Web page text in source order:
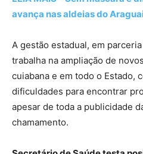
avança nas aldeias do
A gestão estadual, em
trabalha na ampliação de
cuiabana e em todo o Estado,
dificuldades para encontrar
apesar de toda a publicidade
chamamento.